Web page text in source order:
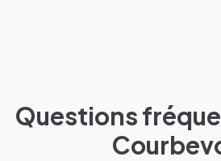
Questions